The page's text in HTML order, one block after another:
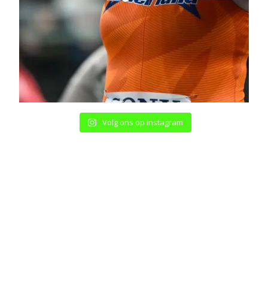
Volg ons op instagram